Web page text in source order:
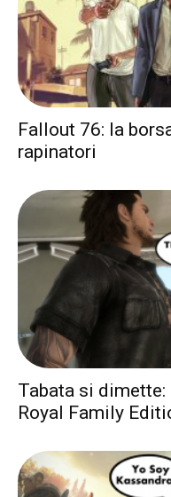
Fallout 76: la
rapinatori
Tabata si dimette:
Royal Family